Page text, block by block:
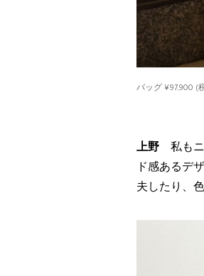
バッグ ¥97,900 (
上野 私もニ
ド感あるデ
夫したり、